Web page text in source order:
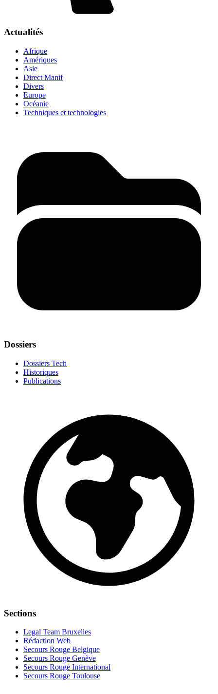
Actualités
Afrique
Amériques
Asie
Direct Manif
Divers
Europe
Océanie
Techniques et technologies
Dossiers
Dossiers Tech
Historiques
Publications
Sections
Legal Team Bruxelles
Rédaction Web
Secours Rouge Belgique
Secours Rouge Genève
Secours Rouge International
Secours Rouge Toulouse